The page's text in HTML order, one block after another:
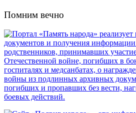
Помним вечно